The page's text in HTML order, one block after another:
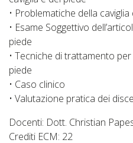
• Problematiche della
• Esame Soggettivo
piede
• Tecniche di trattamento
piede
• Caso clinico
• Valutazione pratica dei
Docenti: Dott. Christian
Crediti ECM: 22